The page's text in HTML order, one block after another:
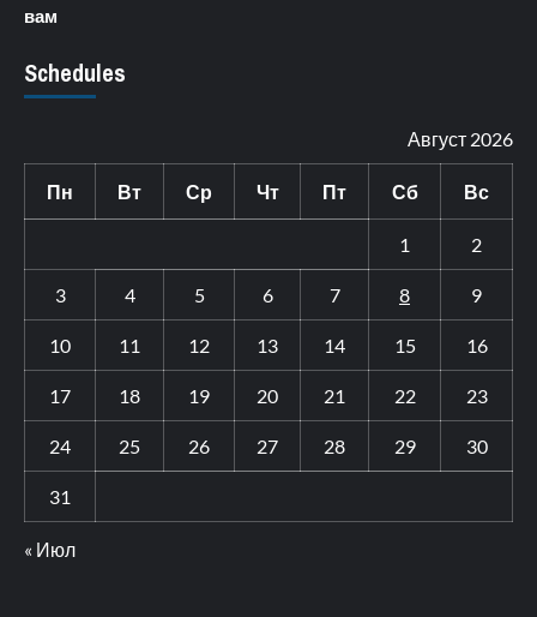
вам
Schedules
Август 2026
Пн Вт Ср Чт Пт Сб Вс
1 2
3 4 5 6 7 8 9
10 11 12 13 14 15 16
17 18 19 20 21 22 23
24 25 26 27 28 29 30
31
« Июл